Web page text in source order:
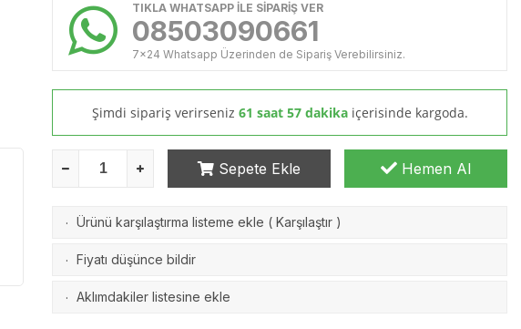
TIKLA WHATSAPP İLE SİPARİŞ VER
08503090661
7x24 Whatsapp Üzerinden de Sipariş Verebilirsiniz.
Şimdi sipariş verirseniz 61 saat 57 dakika içerisinde kargoda.
Sepete Ekle Hemen Al
· Ürünü karşılaştırma listeme ekle ( Karşılaştır )
· Fiyatı düşünce bildir
· Aklımdakiler listesine ekle